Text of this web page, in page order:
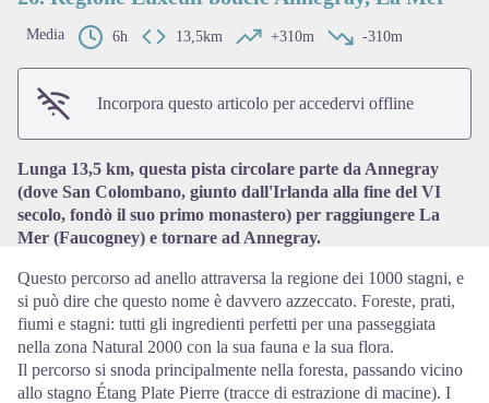
View picture in full screen
Media 6h 13,5km +310m -310m
Incorpora questo articolo per accedervi offline
Lunga 13,5 km, questa pista circolare parte da Annegray
(dove San Colombano, giunto dall'Irlanda alla fine del VI
secolo, fondò il suo primo monastero) per raggiungere La
Mer (Faucogney) e tornare ad Annegray.
Questo percorso ad anello attraversa la regione dei 1000 stagni, e
si può dire che questo nome è davvero azzeccato. Foreste, prati,
fiumi e stagni: tutti gli ingredienti perfetti per una passeggiata
nella zona Natural 2000 con la sua fauna e la sua flora.
Il percorso si snoda principalmente nella foresta, passando vicino
allo stagno Étang Plate Pierre (tracce di estrazione di macine). I